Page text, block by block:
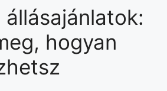
állásajánlatok:
hogyan